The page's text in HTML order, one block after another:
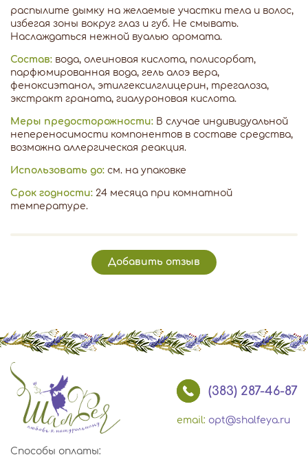
распылите дымку на желаемые участки тела и волос,
избегая зоны вокруг глаз и губ. Не смывать.
Наслаждаться нежной вуалью аромата.
Состав: вода, олеиновая кислота, полисорбат,
парфюмированная вода, гель алоэ вера,
феноксиэтанол, этилгексилглицерин, трегалоза,
экстракт граната, гиалуроновая кислота.
Меры предосторожности: В случае индивидуальной
непереносимости компонентов в составе средства,
возможна аллергическая реакция.
Использовать до: см. на упаковке
Срок годности: 24 месяца при комнатной
температуре.
Добавить отзыв
(383) 287-46-87
email: opt@shalfeya.ru
Способы оплаты: